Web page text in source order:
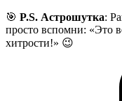
🎯 P.S. Астрошутка:
просто вспомни: «Это
хитрости!» 😉